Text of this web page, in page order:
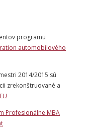
programu
automobilového
2014/2015 sú
zrekonštruované a
Profesionálne MBA